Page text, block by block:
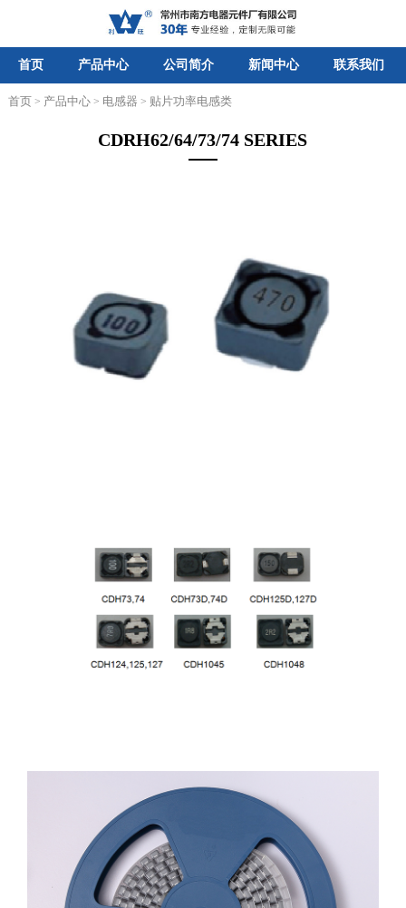
首页 产品中心 公司简介 新闻中心 联系我们
首页> 产品中心> 电感器 > 贴片功率电感类
CDRH62/64/73/74 SERIES